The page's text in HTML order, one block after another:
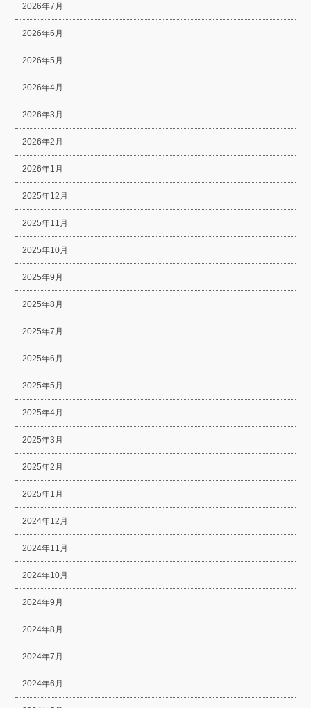
2026年7月
2026年6月
2026年5月
2026年4月
2026年3月
2026年2月
2026年1月
2025年12月
2025年11月
2025年10月
2025年9月
2025年8月
2025年7月
2025年6月
2025年5月
2025年4月
2025年3月
2025年2月
2025年1月
2024年12月
2024年11月
2024年10月
2024年9月
2024年8月
2024年7月
2024年6月